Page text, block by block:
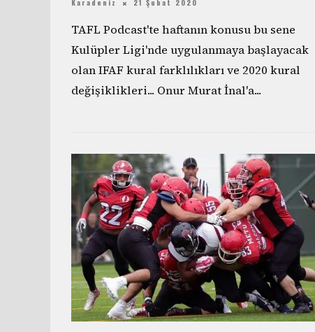
Karadeniz
21 Şubat 2020
TAFL Podcast'te haftanın konusu bu sene
Kulüpler Ligi'nde uygulanmaya başlayacak
olan IFAF kural farklılıkları ve 2020 kural
değişiklikleri... Onur Murat İnal'a...